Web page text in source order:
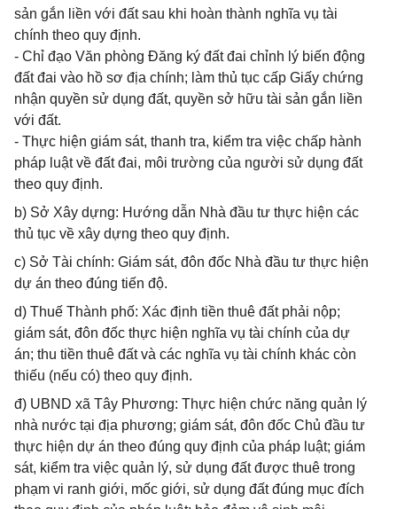
sản gắn liền với đất sau khi hoàn thành nghĩa vụ tài
chính theo quy định.
- Chỉ đạo Văn phòng Đăng ký đất đai chỉnh lý biến động
đất đai vào hồ sơ địa chính; làm thủ tục cấp Giấy chứng
nhận quyền sử dụng đất, quyền sở hữu tài sản gắn liền
với đất.
- Thực hiện giám sát, thanh tra, kiểm tra việc chấp hành
pháp luật về đất đai, môi trường của người sử dụng đất
theo quy định.
b) Sở Xây dựng: Hướng dẫn Nhà đầu tư thực hiện các
thủ tục về xây dựng theo quy định.
c) Sở Tài chính: Giám sát, đôn đốc Nhà đầu tư thực hiện
dự án theo đúng tiến độ.
d) Thuế Thành phố: Xác định tiền thuê đất phải nộp;
giám sát, đôn đốc thực hiện nghĩa vụ tài chính của dự
án; thu tiền thuê đất và các nghĩa vụ tài chính khác còn
thiếu (nếu có) theo quy định.
đ) UBND xã Tây Phương: Thực hiện chức năng quản lý
nhà nước tại địa phương; giám sát, đôn đốc Chủ đầu tư
thực hiện dự án theo đúng quy định của pháp luật; giám
sát, kiểm tra việc quản lý, sử dụng đất được thuê trong
phạm vi ranh giới, mốc giới, sử dụng đất đúng mục đích